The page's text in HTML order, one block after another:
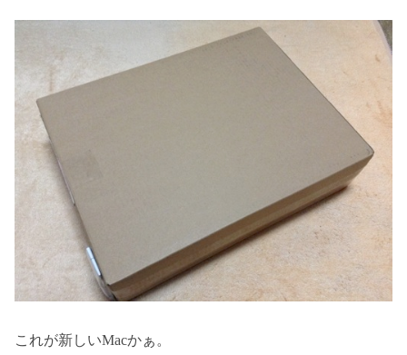
これが新しいMacかぁ。